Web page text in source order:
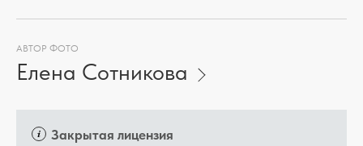
АВТОР ФОТО
Елена Сотникова
Закрытая лицензия